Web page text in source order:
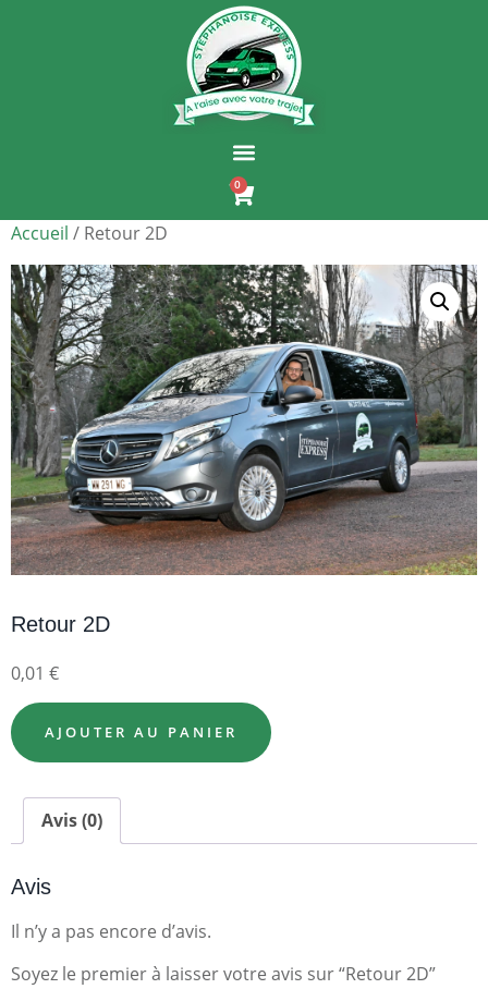
0
Accueil / Retour 2D
Retour 2D
0,01 €
AJOUTER AU PANIER
Avis (0)
Avis
Il n’y a pas encore d’avis.
Soyez le premier à laisser votre avis sur “Retour 2D”